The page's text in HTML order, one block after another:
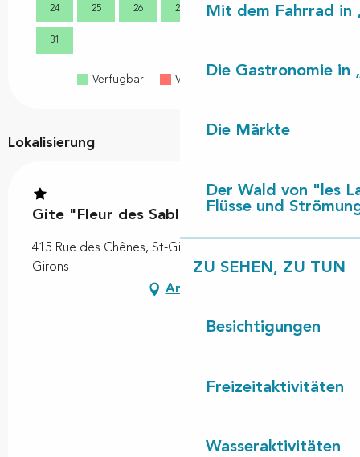
Mit dem Fahrrad in
Die Gastronomie in
Die Märkte
Der Wald von "les
Flüsse und
ZU SEHEN, ZU TUN
Besichtigungen
Freizeitaktivitäten
Wasseraktivitäten
24 25 26 27 28 29 30
31
28
Verfügbar Voll belegt
Lokalisierung
Gite "Fleur des Sables"
415 Rue des Chênes, St-Girons, 40560 Vielle-Saint-
Girons
Anfahrt